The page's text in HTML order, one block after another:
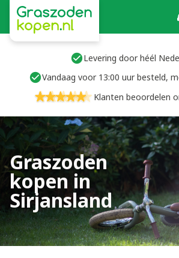
Levering door héél
Vandaag voor 13:00 uur besteld,
Klanten beoordelen
Graszoden
kopen in
Sirjansland